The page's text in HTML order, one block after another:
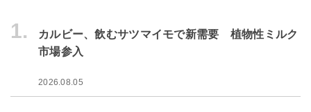
1.
カルビー、飲むサツマイモで新需要 植物性ミルク
市場参入
2026.08.05